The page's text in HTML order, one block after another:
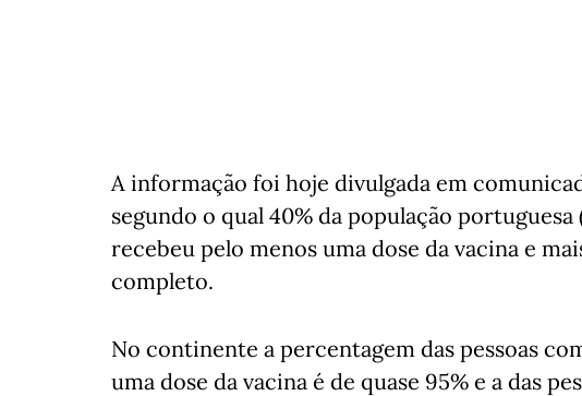
A informação foi hoje divulgada em
segundo o qual 40% da população
recebeu pelo menos uma dose da vacina e
completo.
No continente a percentagem das pessoas
uma dose da vacina é de quase 95% e a das